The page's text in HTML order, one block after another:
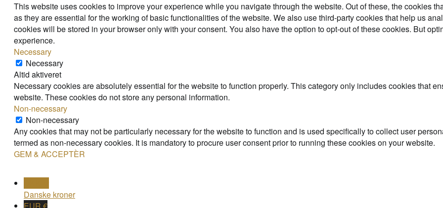
This website uses cookies to improve your experience while you navigate through the website. Out of these, the cookies
as they are essential for the working of basic functionalities of the website. We also use third-party cookies that help us
cookies will be stored in your browser only with your consent. You also have the option to opt-out of these cookies. But
experience.
Necessary
Necessary
Altid aktiveret
Necessary cookies are absolutely essential for the website to function properly. This category only includes cookies that
website. These cookies do not store any personal information.
Non-necessary
Non-necessary
Any cookies that may not be particularly necessary for the website to function and is used specifically to collect user
termed as non-necessary cookies. It is mandatory to procure user consent prior to running these cookies on your website.
GEM & ACCEPTÈR
Danske kroner